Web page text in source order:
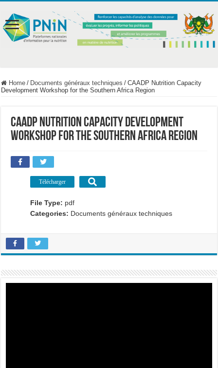
Home / Documents généraux techniques / CAADP Nutrition Capacity
Development Workshop for the Southern Africa Region
CAADP Nutrition Capacity Development
Workshop for the Southern Africa Region
Télécharger
File Type: pdf
Categories: Documents généraux techniques